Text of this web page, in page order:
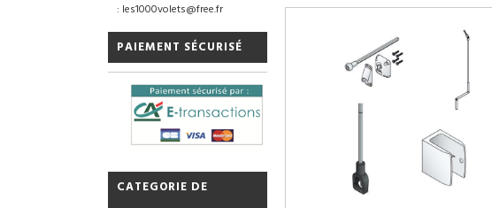
: les1000volets@free.fr
PAIEMENT SÉCURISÉ
CATEGORIE DE